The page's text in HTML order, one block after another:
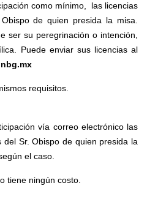
como mínimo, las licencias
de quien presida la misa.
ser su peregrinación o intención,
Puede enviar sus licencias al
requisitos.
vía correo electrónico las
del Sr. Obispo de quien presida la
el caso.
tiene ningún costo.